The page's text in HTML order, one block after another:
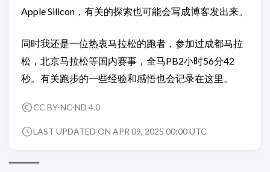
Apple Silicon，有关的探索也可能会写成博客发出来。
同时我还是一位热衷马拉松的跑者，参加过成都马拉
松，北京马拉松等国内赛事，全马PB2小时56分42
秒。有关跑步的一些经验和感悟也会记录在这里。
CC BY-NC-ND 4.0
LAST UPDATED ON APR 09, 2025 00:00 UTC